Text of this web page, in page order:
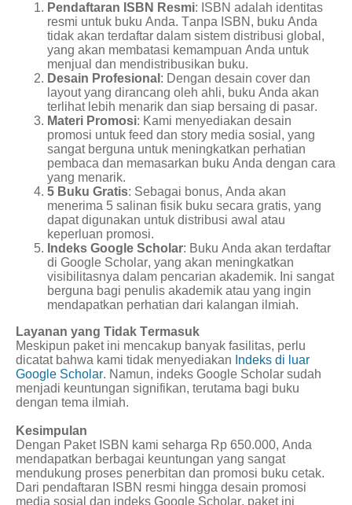
Pendaftaran ISBN Resmi: ISBN adalah identitas
resmi untuk buku Anda. Tanpa ISBN, buku Anda
tidak akan terdaftar dalam sistem distribusi global,
yang akan membatasi kemampuan Anda untuk
menjual dan mendistribusikan buku.
Desain Profesional : Dengan desain cover dan
layout yang dirancang oleh ahli, buku Anda akan
terlihat lebih menarik dan siap bersaing di pasar.
Materi Promosi: Kami menyediakan desain
promosi untuk feed dan story media sosial, yang
sangat berguna untuk meningkatkan perhatian
pembaca dan memasarkan buku Anda dengan cara
yang menarik.
5 Buku Gratis: Sebagai bonus, Anda akan
menerima 5 salinan fisik buku secara gratis, yang
dapat digunakan untuk distribusi awal atau
keperluan promosi.
Indeks Google Scholar: Buku Anda akan terdaftar
di Google Scholar, yang akan meningkatkan
visibilitasnya dalam pencarian akademik. Ini sangat
berguna bagi penulis akademik atau yang ingin
mendapatkan perhatian dari kalangan ilmiah.
Layanan yang Tidak Termasuk
Meskipun paket ini mencakup banyak fasilitas, perlu
dicatat bahwa kami tidak menyediakan Indeks di luar
Google Scholar. Namun, indeks Google Scholar sudah
menjadi keuntungan signifikan, terutama bagi buku
dengan tema ilmiah.
Kesimpulan
Dengan Paket ISBN kami seharga Rp 650.000, Anda
mendapatkan berbagai keuntungan yang sangat
mendukung proses penerbitan dan promosi buku cetak.
Dari pendaftaran ISBN resmi hingga desain promosi
media sosial dan indeks Google Scholar, paket ini